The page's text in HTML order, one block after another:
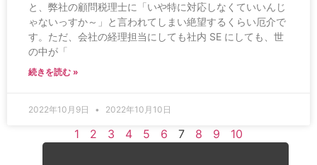
と、弊社の顧問税理士に「いや特に対応しなくていいんじ
ゃないっすか～」と言われてしまい絶望するくらい厄介で
す。ただ、会社の経理担当にしても社内 SE にしても、世
の中が「
続きを読む »
2022年10月9日 2022年10月10日
1 2 3 4 5 6 7 8 9 10